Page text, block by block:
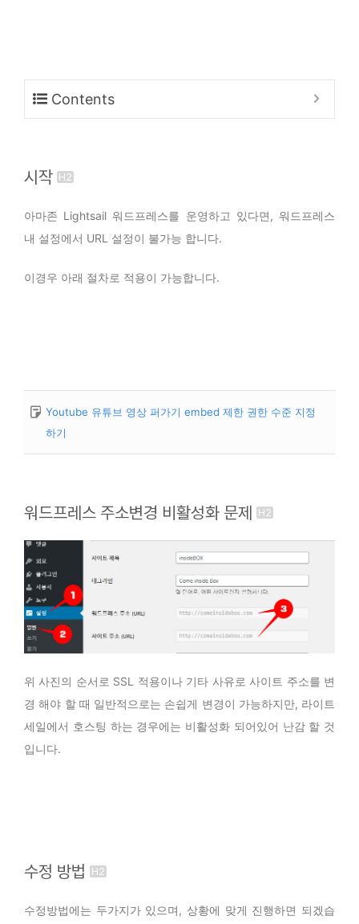
Contents
시작
아마존 Lightsail 워드프레스를 운영하고 있다면, 워드프레스
내 설정에서 URL 설정이 불가능 합니다.
이경우 아래 절차로 적용이 가능합니다.
Youtube 유튜브 영상 퍼가기 embed 제한 권한 수준 지정
하기
워드프레스 주소변경 비활성화 문제
위 사진의 순서로 SSL 적용이나 기타 사유로 사이트 주소를 변
경 해야 할 때 일반적으로는 손쉽게 변경이 가능하지만, 라이트
세일에서 호스팅 하는 경우에는 비활성화 되어있어 난감 할 것
입니다.
수정 방법
수정방법에는 두가지가 있으며, 상황에 맞게 진행하면 되겠습